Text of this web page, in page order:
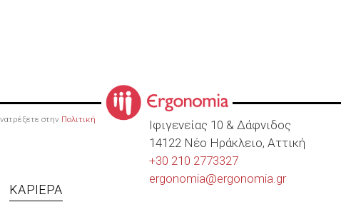
Ιφιγενείας 10 & Δάφνιδος
14122 Νέο Ηράκλειο, Αττική
+30 210 2773327
ergonomia@ergonomia.gr
στην Πολιτική
ΚΑΡΙΈΡΑ